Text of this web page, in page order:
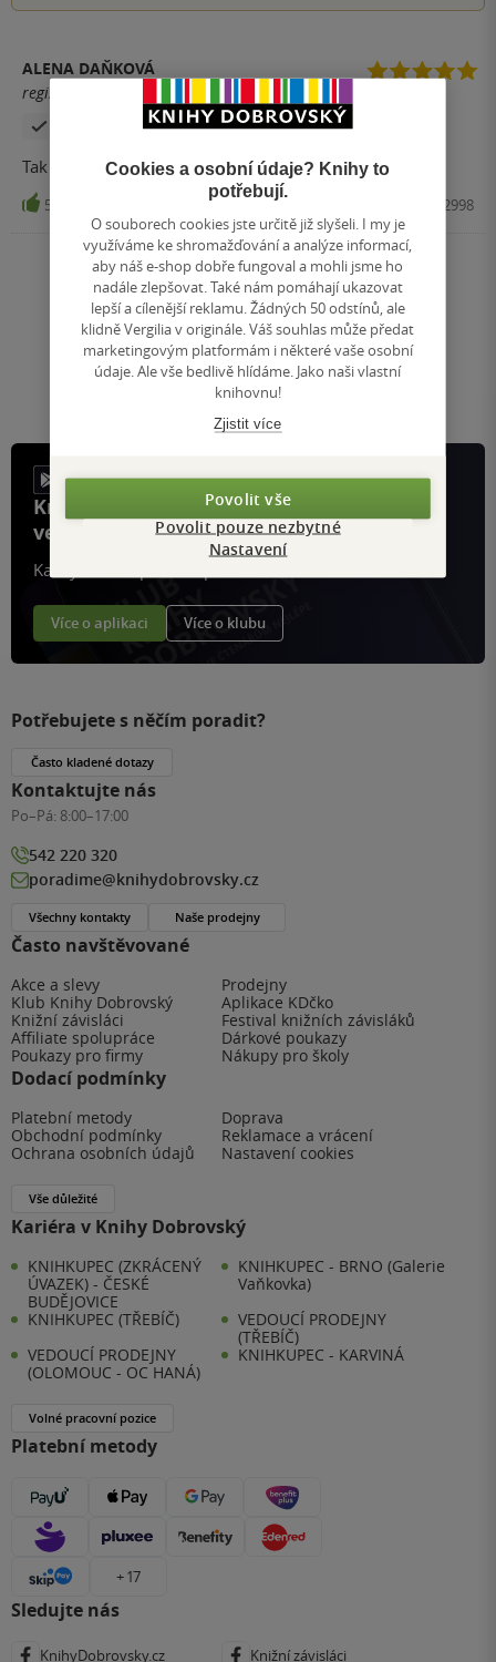
ALENA DAŇKOVÁ
registrovaný uživatel
Zakoupil produkt
Tak to byla jízda.Napínavé od první stránky.doporučuji
5 Kniha, Vendeta, 2025, 9788027742998
Nahoru
Zobrazeno 20 z 20
1
Přejít
na
stránku
/ 1
Knihy, recenze a klubové výhody
ve vaší kapse a naší appce KDčko
Každý měsíc společně přečteme tisíce knih
Více o aplikaci Více o klubu
Často navštěvované
Akce a slevy
Prodejny
Klub Knihy Dobrovský
Aplikace KDčko
Knižní závisláci
Festival knižních závisláků
Affiliate spolupráce
Dárkové poukazy
Poukazy pro firmy
Nákupy pro školy
Dodací podmínky
Platební metody
Doprava
Obchodní podmínky
Reklamace a vrácení
Ochrana osobních údajů
Nastavení cookies
Vše důležité
Kariéra v Knihy Dobrovský
KNIHKUPEC (ZKRÁCENÝ
ÚVAZEK) - ČESKÉ
BUDĚJOVICE
KNIHKUPEC - BRNO (Galerie
Vaňkovka)
KNIHKUPEC (TŘEBÍČ)
VEDOUCÍ PRODEJNY
(TŘEBÍČ)
VEDOUCÍ PRODEJNY
(OLOMOUC - OC HANÁ)
KNIHKUPEC - KARVINÁ
Volné pracovní pozice
Platební metody
+ 17
Sledujte nás
KnihyDobrovsky.cz Knižní závisláci
Potřebujete s něčím poradit?
Často kladené dotazy
Kontaktujte nás
Po–Pá: 8:00–17:00
542 220 320
poradime@knihydobrovsky.cz
Všechny kontakty Naše prodejny
Cookies a osobní údaje? Knihy to
potřebují.
O souborech cookies jste určitě již slyšeli. I my je
využíváme ke shromažďování a analýze informací,
aby náš e-shop dobře fungoval a mohli jsme ho
nadále zlepšovat. Také nám pomáhají ukazovat
lepší a cílenější reklamu. Žádných 50 odstínů, ale
klidně Vergilia v originále. Váš souhlas může předat
marketingovým platformám i některé vaše osobní
údaje. Ale vše bedlivě hlídáme. Jako naši vlastní
knihovnu!
Zjistit více
Povolit vše
Povolit pouze nezbytné
Nastavení